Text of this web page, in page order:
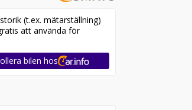
din nya bil! Vi är
bilen via vår
(t.ex. mätarställning)
att använda för
bilen hos